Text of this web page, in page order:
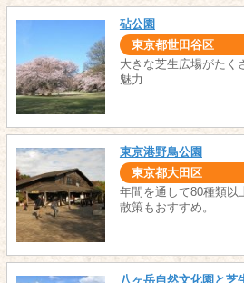
砧公園
東京都世田谷区
大きな芝生広場がたく
魅力
東京港野鳥公園
東京都大田区
年間を通して80種類以
散策もおすすめ。
八ヶ岳自然文化園と芝